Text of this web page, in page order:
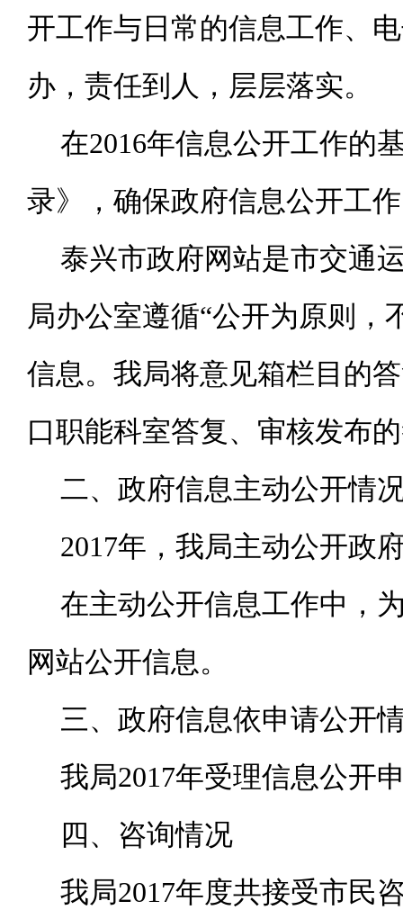
开工作与日常的信息工作、
办，责任到人，层层落实。
在2016年信息公开工作的
录》，确保政府信息公开工
泰兴市政府网站是市交通
局办公室遵循“公开为原则，
信息。我局将意见箱栏目的
口职能科室答复、审核发布
二、政府信息主动公开情
2017年，我局主动公开政
在主动公开信息工作中，
网站公开信息。
三、政府信息依申请公开
我局2017年受理信息公开
四、咨询情况
我局2017年度共接受市民